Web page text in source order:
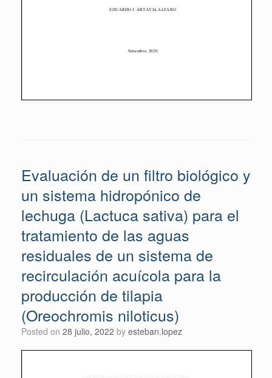
Evaluación de un filtro biológico y
un sistema hidropónico de
lechuga (Lactuca sativa) para el
tratamiento de las aguas
residuales de un sistema de
recirculación acuícola para la
producción de tilapia
(Oreochromis niloticus)
Posted on 28 julio, 2022 by esteban.lopez